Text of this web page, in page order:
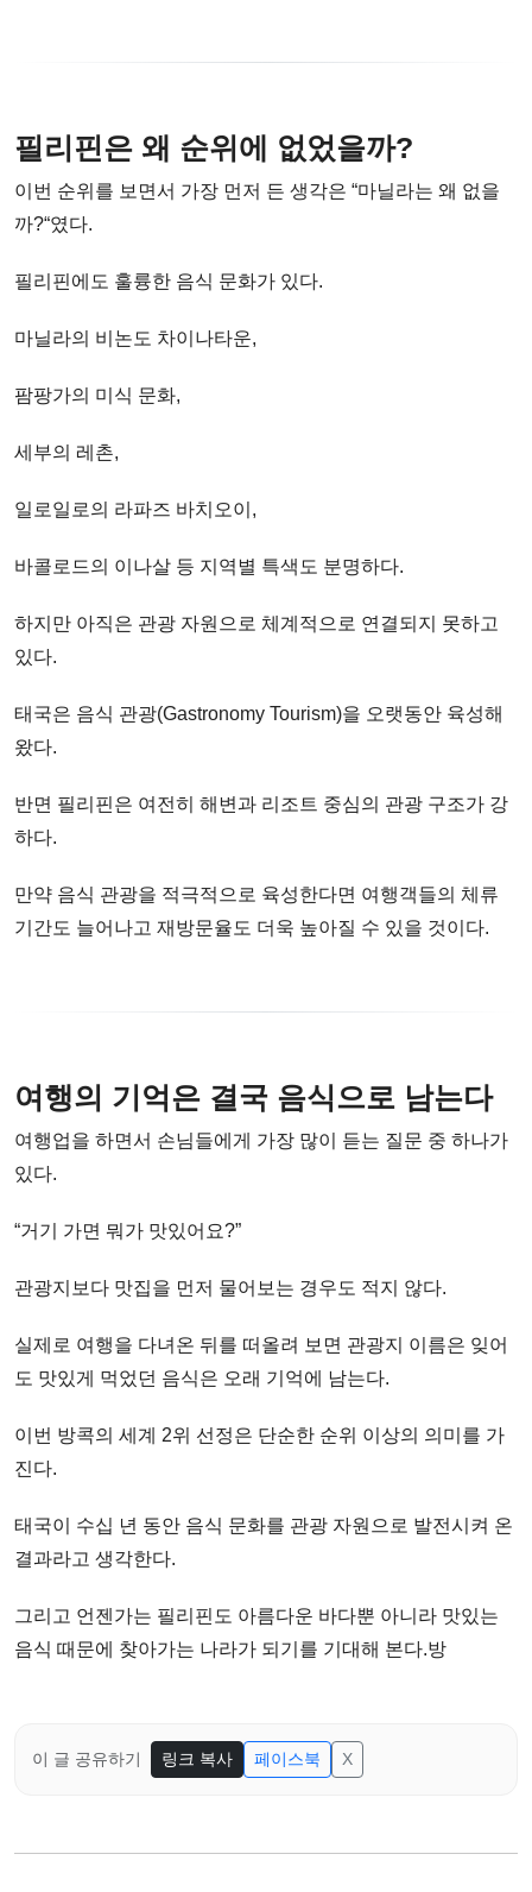
필리핀은 왜 순위에 없었을까?
이번 순위를 보면서 가장 먼저 든 생각은 “마닐라는 왜 없을
까?“였다.
필리핀에도 훌륭한 음식 문화가 있다.
마닐라의 비논도 차이나타운,
팜팡가의 미식 문화,
세부의 레촌,
일로일로의 라파즈 바치오이,
바콜로드의 이나살 등 지역별 특색도 분명하다.
하지만 아직은 관광 자원으로 체계적으로 연결되지 못하고
있다.
태국은 음식 관광(Gastronomy Tourism)을 오랫동안 육성해
왔다.
반면 필리핀은 여전히 해변과 리조트 중심의 관광 구조가 강
하다.
만약 음식 관광을 적극적으로 육성한다면 여행객들의 체류
기간도 늘어나고 재방문율도 더욱 높아질 수 있을 것이다.
여행의 기억은 결국 음식으로 남는다
여행업을 하면서 손님들에게 가장 많이 듣는 질문 중 하나가
있다.
“거기 가면 뭐가 맛있어요?”
관광지보다 맛집을 먼저 물어보는 경우도 적지 않다.
실제로 여행을 다녀온 뒤를 떠올려 보면 관광지 이름은 잊어
도 맛있게 먹었던 음식은 오래 기억에 남는다.
이번 방콕의 세계 2위 선정은 단순한 순위 이상의 의미를 가
진다.
태국이 수십 년 동안 음식 문화를 관광 자원으로 발전시켜 온
결과라고 생각한다.
그리고 언젠가는 필리핀도 아름다운 바다뿐 아니라 맛있는
음식 때문에 찾아가는 나라가 되기를 기대해 본다.방
이 글 공유하기 링크 복사 페이스북 X